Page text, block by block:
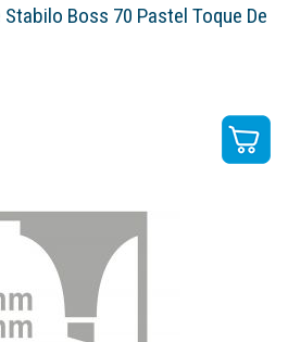
Boss 70 Pastel Toque De